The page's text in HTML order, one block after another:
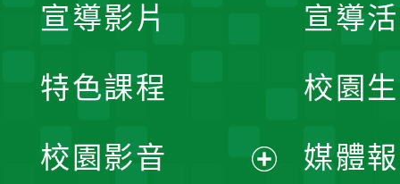
宣導
校園
媒體
宣導影片
特色課程
校園影音